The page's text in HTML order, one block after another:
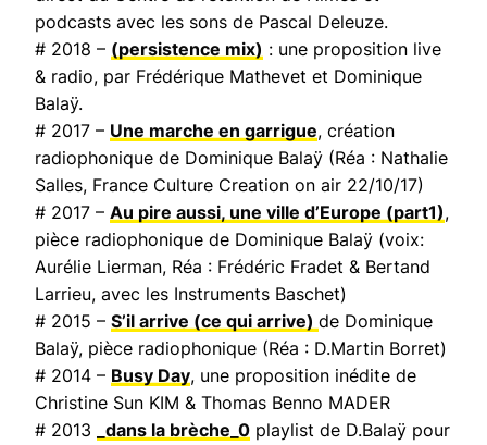
podcasts avec les sons de Pascal Deleuze.
# 2018 – (persistence mix) : une proposition live
& radio, par Frédérique Mathevet et Dominique
Balaÿ.
# 2017 – Une marche en garrigue, création
radiophonique de Dominique Balaÿ (Réa : Nathalie
Salles, France Culture Creation on air 22/10/17)
# 2017 – Au pire aussi, une ville d’Europe (part1),
pièce radiophonique de Dominique Balaÿ (voix:
Aurélie Lierman, Réa : Frédéric Fradet & Bertand
Larrieu, avec les Instruments Baschet)
# 2015 – S’il arrive (ce qui arrive) de Dominique
Balaÿ, pièce radiophonique (Réa : D.Martin Borret)
# 2014 – Busy Day, une proposition inédite de
Christine Sun KIM & Thomas Benno MADER
# 2013
_dans la brèche_0 playlist de D.Balaÿ pour